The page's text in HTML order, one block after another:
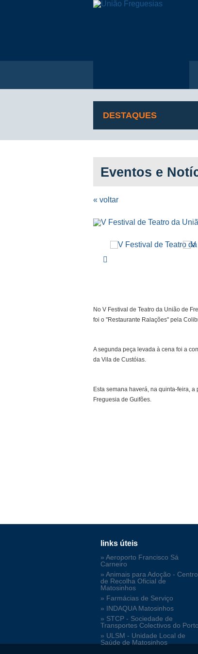
DESTAQUES
Eventos e
« voltar
No V Festival de Teatro da União de
foi o "Restaurante Ralações" pela
A segunda peça levada à cena foi a
da Vila de Custóias.
Esta semana haverá, na quinta-feira,
Freguesia de Guifões.
links úteis
» Aeroporto Francisco Sá
Carneiro
» Animais para Adoção - Centro
de Recolha Oficial de
Matosinhos
» Farmácias de Serviço
» INDAQUA Matosinhos
» STCP - Sociedade de
Transportes Colectivos do Porto
» ULSM - Unidade Local de
Saúde de Matosinhos